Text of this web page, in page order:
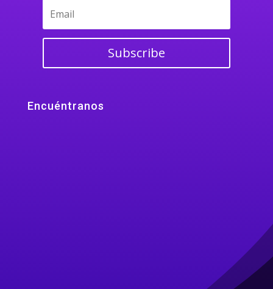
Subscribe
Encuéntranos